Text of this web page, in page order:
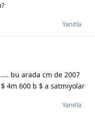
Yanıtla
bu arada cm de 2007
4m 600 b $ a satmıyolar
Yanıtla